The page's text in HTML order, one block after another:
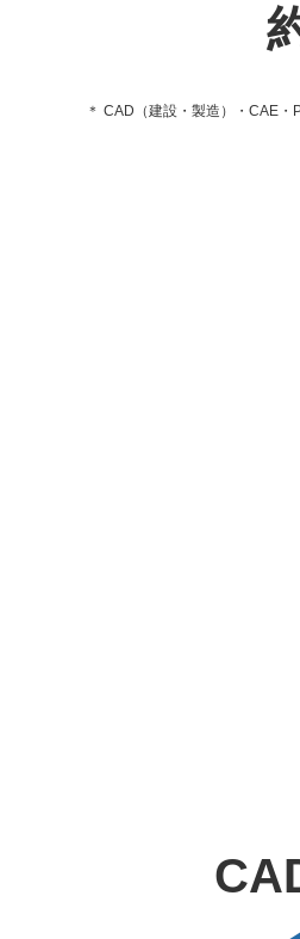
＊ CAD（建設・製造）・CAE・